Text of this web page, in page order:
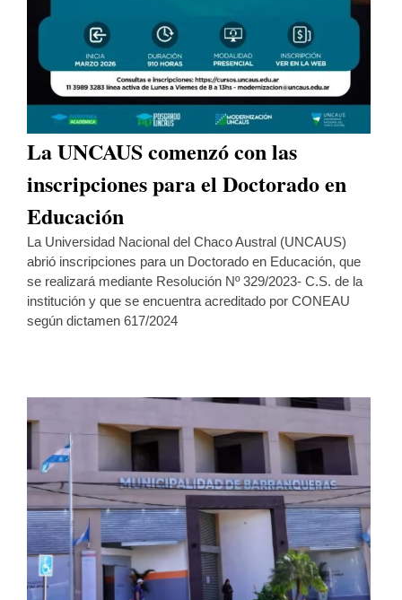
La UNCAUS comenzó con las
inscripciones para el Doctorado en
Educación
La Universidad Nacional del Chaco Austral (UNCAUS)
abrió inscripciones para un Doctorado en Educación, que
se realizará mediante Resolución Nº 329/2023- C.S. de la
institución y que se encuentra acreditado por CONEAU
según dictamen 617/2024